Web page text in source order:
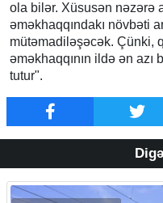
ola bilər. Xüsusən nəzərə
əməkhaqqındakı növbəti
mütəmadiləşəcək. Çünki,
əməkhaqqının ildə ən azı
tutur".